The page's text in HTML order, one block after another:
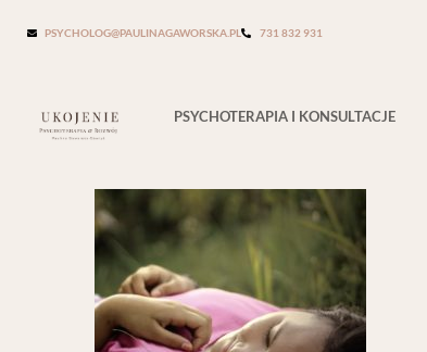
PSYCHOLOG@PAULINAGAWORSKA.PL 731 832 931
PSYCHOTERAPIA I KONSULTACJE
Tag:doceń się